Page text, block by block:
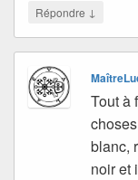
Répondre ↓
Tout à
blanc,
noir et